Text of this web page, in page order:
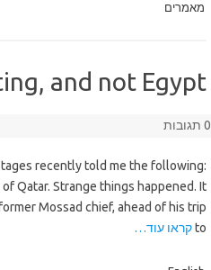
מאמרים
and not Egypt?
0 תגובות
recently told me the following:
Qatar. Strange things happened. It
Mossad chief, ahead of his trip
to קראו עוד…